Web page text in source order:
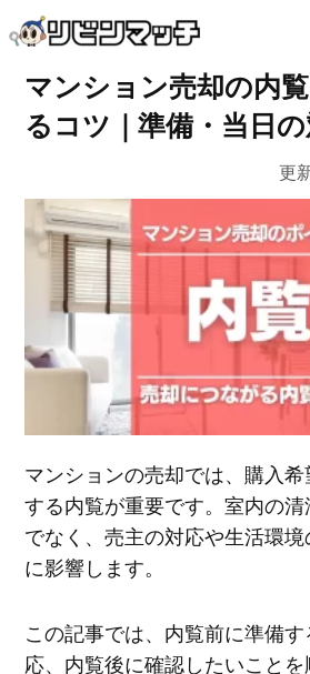
マンション売却の内
るコツ｜準備・当日
更
マンションの売却では、購入
する内覧が重要です。室内の
でなく、売主の対応や生活環
に影響します。
この記事では、内覧前に準備
応、内覧後に確認したいことを